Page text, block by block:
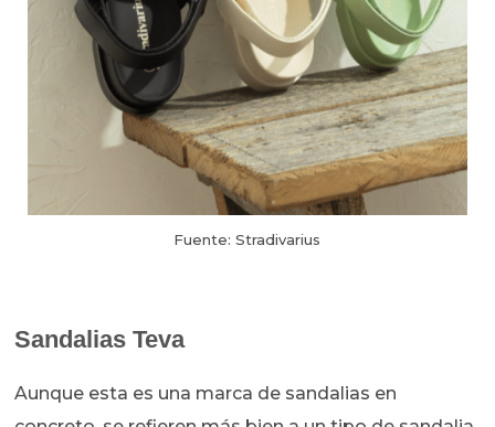
Fuente: Stradivarius
Sandalias Teva
Aunque esta es una marca de sandalias en